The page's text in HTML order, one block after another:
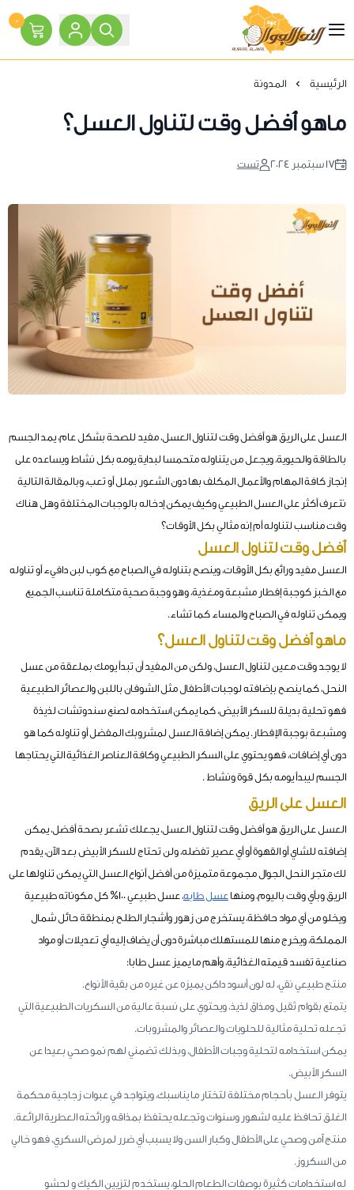
النحل الجوال
٠
الرئيسية المدونة
ماهو أفضل وقت لتناول العسل؟
١٧ سبتمبر ٢٠٢٤ تست
العسل على الريق هو أفضل وقت لتناول العسل، مفيد للصحة بشكل عام، يمد الجسم
بالطاقة والحيوية، ويجعل من يتناوله متحمسا لبداية يومه بكل نشاط ويساعده على
إنجاز كافة المهام والأعمال المكلف بها دون الشعور بملل أو تعب، وبالمقالة التالية
نتعرف أكثر على العسل الطبيعي وكيف يمكن إدخاله بالوجبات المختلفة وهل هناك
وقت مناسب لتناوله أم إنه مثالي بكل الأوقات؟
أفضل وقت لتناول العسل
العسل مفيد ورائع بكل الأوقات، وينصح بتناوله في الصباح مع كوب لبن دافيء أو تناوله
مع الخبز كوجبة إفطار مشبعة ومغذية، وهو وجبة صحية متكاملة تناسب الجميع
ويمكن تناوله في الصباح والمساء كما تشاء.
ماهو أفضل وقت لتناول العسل؟
لا يوجد وقت معين لتناول العسل، ولكن من المفيد أن تبدأ يومك بملعقة من عسل
النحل، كما ينصح بإضافته لوجبات الأطفال مثل الشوفان باللبن والعصائر الطبيعية
فهو تحلية بديلة للسكر الأبيض، كما يمكن استخدامه لصنع سندوتشات لذيذة
ومشبعة بوجبة الإفطار. يمكن إضافة العسل لمشروبك المفضل أو تناوله كما هو
دون أي إضافات، فهو يحتوي على السكر الطبيعي وكافة العناصر الغذائية التي يحتاجها
الجسم ليبدأ يومه بكل قوة ونشاط .
العسل على الريق
العسل على الريق هوأفضل وقت لتناول العسل، يجعلك تشعر بصحة أفضل، يمكن
إضافته للشاي أو القهوة أو أي عصير تفضله، ولن تحتاج للسكر الأبيض بعد الآن، يقدم
لك متجر النحل الجوال مجموعة متميزة من أفضل أنواع العسل التي يمكن تناولها على
الريق وبأي وقت باليوم، ومنها عسل طابه
، عسل طبيعي 100% كل مكوناته طبيعية
ويخلو من أي مواد حافظة، يستخرج من زهور وأشجار الطلح بمنطقة حائل شمال
المملكة، ويخرج منها للمستهلك مباشرة دون أن يضاف إليه أي تعديلات أو مواد
صناعية تفسد قيمته الغذائية، وأهم ما يميز عسل طابا:
منتج طبيعي نقي، له لون أسود داكن يميزه عن غيره من بقية الأنواع.
يتمتع بقوام ثقيل ومذاق لذيذ، ويحتوي على نسبة عالية من السكريات الطبيعية التي
تجعله تحلية مثالية للحلويات والعصائر والمشروبات.
يمكن استخدامه لتحلية وجبات الأطفال، وبذلك تضمني لهم نمو صحي بعيدا عن
السكر الأبيض.
يتوفر العسل بأحجام مختلفة لتختار ما يناسبك، ويتواجد في عبوات زجاجية محكمة
الغلق تحافظ عليه لشهور وسنوات وتجعله يحتفظ بمذاقه ورائحته العطرية الرائعة.
منتج آمن وصحي على الأطفال وكبار السن ولا يسبب أي ضرر لمرضى السكري، فهو خالي
من السكروز.
له استخدامات كثيرة بوصفات الطعام الحلو، يستخدم لتزيين الكيك و لحشو